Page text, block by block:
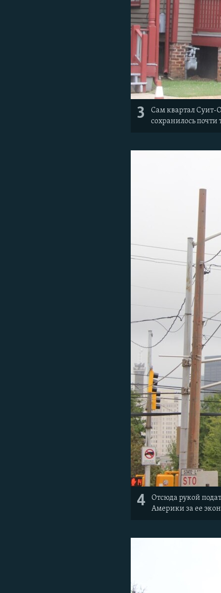
3
Сам квартал Суит-
сохранилось
4
Отсюда рукой
Америки за ее